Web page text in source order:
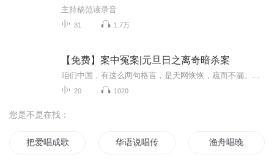
主持稿范读录音
31 1.7万
【免费】案中冤案|元旦日之离奇暗杀案
20 1020
您是不是在找：
把爱唱成歌 华语说唱传奇 渔舟唱晚